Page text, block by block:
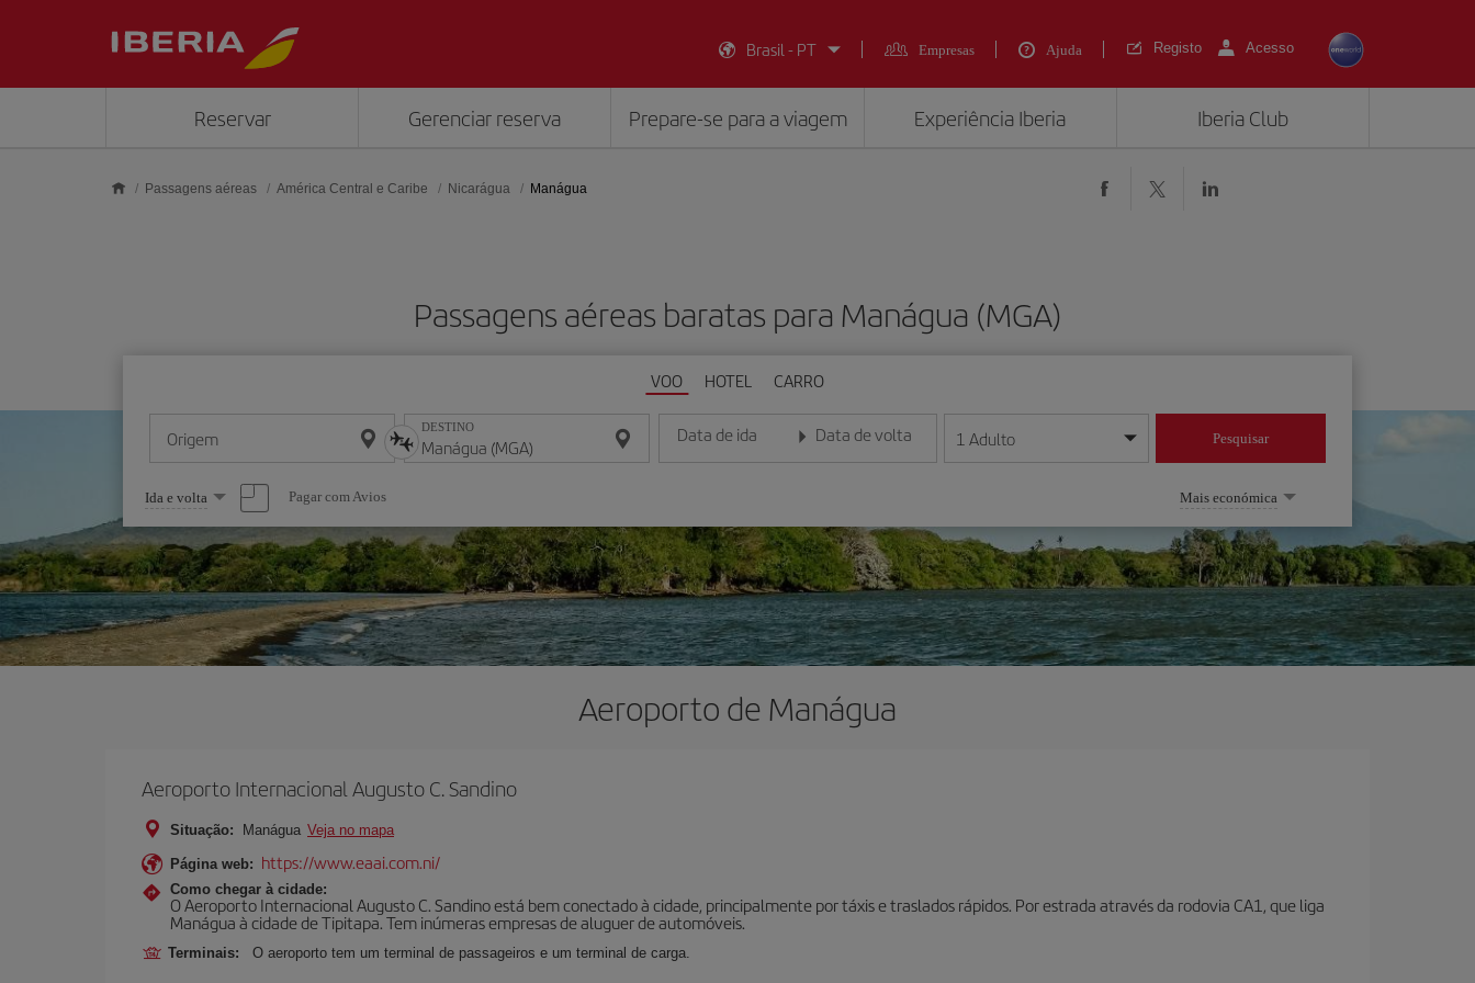
Brasil - PT
Empresas Ajuda Registo Acesso
Reservar Gerenciar reserva Prepare-se para a viagem Experiência Iberia Iberia Club
Passagens aéreas América Central e Caribe Nicarágua Manágua
Passagens aéreas baratas para Manágua (MGA)
VOO HOTEL CARRO
Origem DESTINO Data de ida
Insira a data no formato dia/mês/ano
Data de volta
Insira a data no formato dia/mês/ano
1 Adulto Pesquisar
Selecione
uma
opção
Ida e volta Pagar com Avios Mais económica
Aeroporto de Manágua
Aeroporto Internacional Augusto C. Sandino
Situação: Manágua Veja no mapa
Página web: https://www.eaai.com.ni/
Como chegar à cidade:
O Aeroporto Internacional Augusto C. Sandino está bem conectado à cidade, principalmente por táxis e traslados rápidos. Por estrada através da rodovia CA1, que liga
Manágua à cidade de Tipitapa. Tem inúmeras empresas de aluguer de automóveis.
Terminais: O aeroporto tem um terminal de passageiros e um terminal de carga.